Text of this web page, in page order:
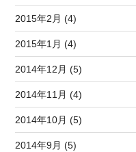
2015年2月 (4)
2015年1月 (4)
2014年12月 (5)
2014年11月 (4)
2014年10月 (5)
2014年9月 (5)